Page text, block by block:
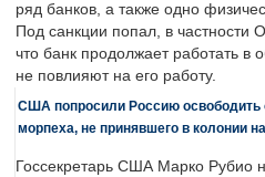
ряд банков, а также одно
Под санкции попал, в частности
что банк продолжает работать в
не повлияют на его работу.
США попросили Россию освободить
морпеха, не принявшего в колонии
Госсекретарь США Марко Рубио